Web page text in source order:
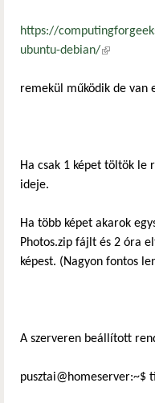
https://
ubuntu-debian/(külső
remekül működik de van
Ha csak 1 képet töltök le
ideje.
Ha több képet akarok
Photos.zip fájlt és 2 óra
képest. (Nagyon fontos
A szerveren beállított
pusztai@homeserver:~$